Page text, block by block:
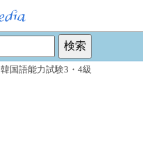
韓国語能力試験3・4級